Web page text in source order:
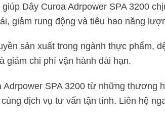
Dây Curoa Adrpower SPA 3200
giảm rung động và tiêu hao năng
sản xuất trong ngành thực phẩm,
giảm chi phí vận hành dài hạn.
SPA 3200 từ những thương
dịch vụ tư vấn tận tình. Liên hệ